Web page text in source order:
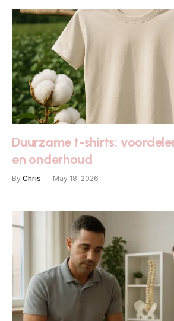
Duurzame t-shirts:
en onderhoud
By Chris May 18, 2026